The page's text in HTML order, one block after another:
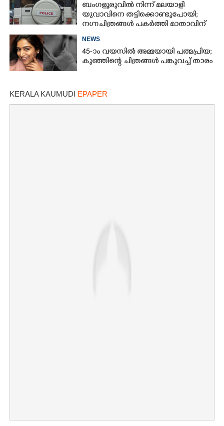
ബംഗളൂരുവിൽ നിന്ന് മലയാളി
യുവാവിനെ തട്ടിക്കൊണ്ടുപോയി;
നഗ്നചിത്രങ്ങൾ പകർത്തി മാതാവിന്
NEWS
45-ാം വയസിൽ അമ്മയായി പത്മപ്രിയ;
കുഞ്ഞിന്റെ ചിത്രങ്ങൾ പങ്കുവച്ച് താരം
KERALA KAUMUDI EPAPER